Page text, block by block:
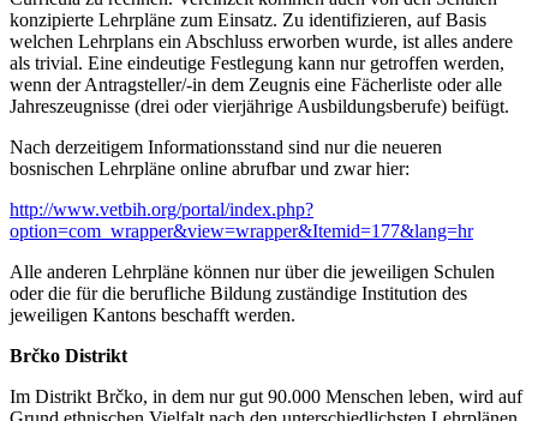
konzipierte Lehrpläne zum Einsatz. Zu identifizieren, auf Basis
welchen Lehrplans ein Abschluss erworben wurde, ist alles andere
als trivial. Eine eindeutige Festlegung kann nur getroffen werden,
wenn der Antragsteller/-in dem Zeugnis eine Fächerliste oder alle
Jahreszeugnisse (drei oder vierjährige Ausbildungsberufe) beifügt.
Nach derzeitigem Informationsstand sind nur die neueren
bosnischen Lehrpläne online abrufbar und zwar hier:
http://www.vetbih.org/portal/index.php?
option=com_wrapper&view=wrapper&Itemid=177&lang=hr
Alle anderen Lehrpläne können nur über die jeweiligen Schulen
oder die für die berufliche Bildung zuständige Institution des
jeweiligen Kantons beschafft werden.
Brčko Distrikt
Im Distrikt Brčko, in dem nur gut 90.000 Menschen leben, wird auf